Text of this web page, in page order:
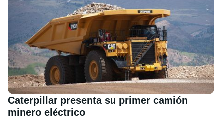
Caterpillar presenta su primer camión
minero eléctrico